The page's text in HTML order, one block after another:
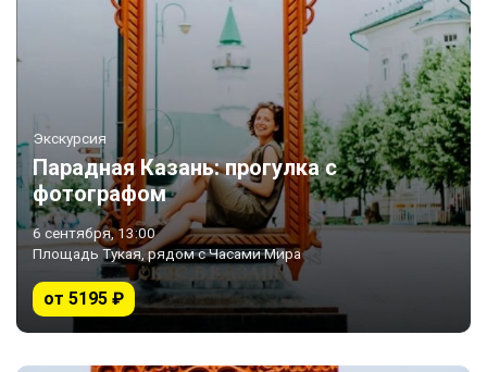
Экскурсия
Парадная Казань: прогулка с
фотографом
6 сентября, 13:00
Площадь Тукая, рядом с Часами Мира
от 5195 ₽